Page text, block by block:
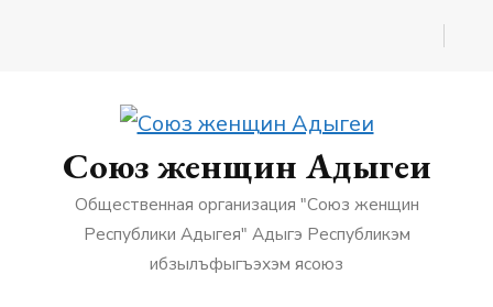
Союз женщин Адыгеи
Общественная организация "Союз женщин
Республики Адыгея" Адыгэ Республикэм
ибзылъфыгъэхэм ясоюз